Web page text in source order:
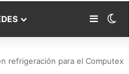
Barra
refrigeración para el Computex